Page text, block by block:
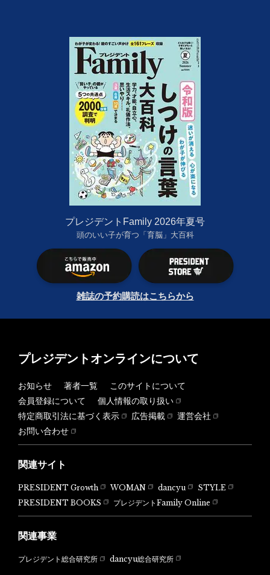
プレジデントFamily 2026年夏号
頭のいい子が育つ「育脳」大百科
雑誌の予約購読はこちらから
プレジデントオンラインについて
お知らせ 著者一覧
このサイトについて
会員登録について
個人情報の取り扱い
特定商取引法に基づく表示
広告掲載
運営会社
お問い合わせ
関連サイト
PRESIDENT Growth WOMAN dancyu
STYLE
PRESIDENT BOOKS
プレジデントFamily Online
関連事業
プレジデント総合研究所 dancyu総合研究所